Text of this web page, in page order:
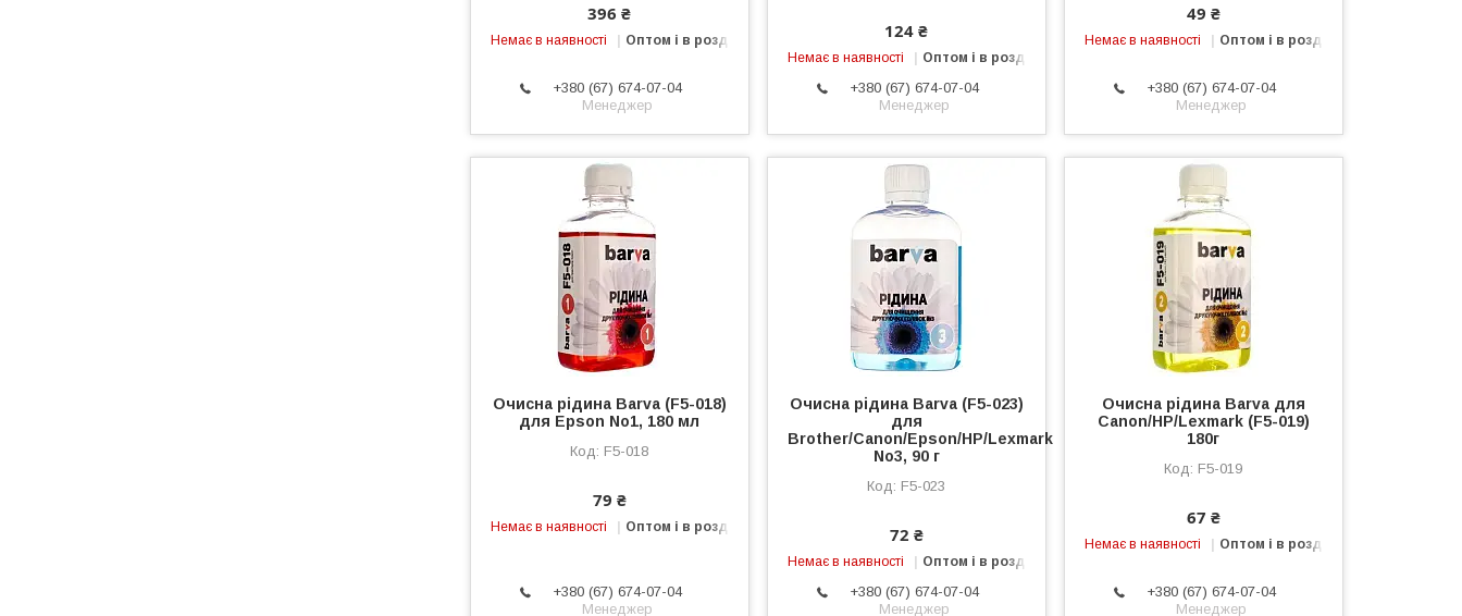
396 ₴
Немає в наявності Оптом і в роздріб
+380 (67) 674-07-04
Менеджер
124 ₴
Немає в наявності Оптом і в роздріб
+380 (67) 674-07-04
Менеджер
49 ₴
Немає в наявності Оптом і в роздріб
+380 (67) 674-07-04
Менеджер
Очисна рідина Barva (F5-018)
для Epson No1, 180 мл
F5-018
79 ₴
Немає в наявності Оптом і в роздріб
+380 (67) 674-07-04
Менеджер
Очисна рідина Barva (F5-023)
для
Brother/Canon/Epson/HP/Lexmark
No3, 90 г
F5-023
72 ₴
Немає в наявності Оптом і в роздріб
+380 (67) 674-07-04
Менеджер
Очисна рідина Barva для
Canon/HP/Lexmark (F5-019)
180г
F5-019
67 ₴
Немає в наявності Оптом і в роздріб
+380 (67) 674-07-04
Менеджер